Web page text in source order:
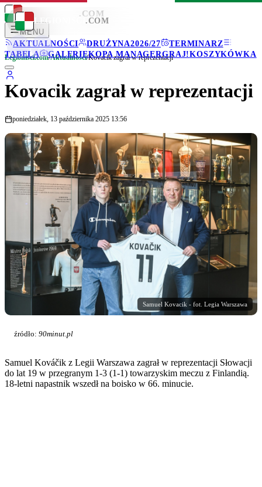
LEGIONISCI .COM
MENU
AKTUALNOŚCI
DRUŻYNA2026/27
TERMINARZ
TABELA
GALERIEKOPA MANAGERGRAJ!KOSZYKÓWKA
LEGIONISCI .COM
Legionisci.com/Aktualności/Kovacik zagrał w reprezentacji
Kovacik zagrał w reprezentacji
poniedziałek, 13 października 2025 13:56
Samuel Kovacik - fot. Legia Warszawa
źródło: 90minut.pl
Samuel Kováčik z Legii Warszawa zagrał w reprezentacji Słowacji
do lat 19 w przegranym 1-3 (1-1) towarzyskim meczu z Finlandią.
18-letni napastnik wszedł na boisko w 66. minucie.